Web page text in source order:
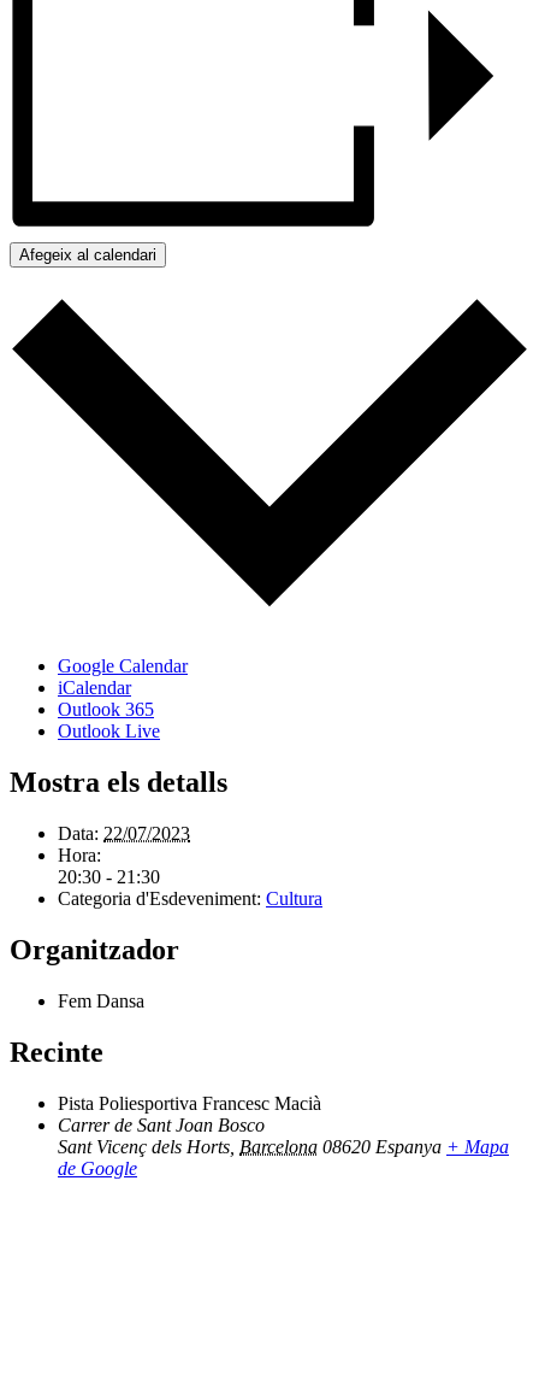
Afegeix al calendari
Google Calendar
iCalendar
Outlook 365
Outlook Live
Mostra els detalls
Data: 22/07/2023
Hora:
20:30 - 21:30
Categoria d'Esdeveniment: Cultura
Organitzador
Fem Dansa
Recinte
Pista Poliesportiva Francesc Macià
Carrer de Sant Joan Bosco
Sant Vicenç dels Horts Barcelona 08620 Espanya + Mapa
de Google